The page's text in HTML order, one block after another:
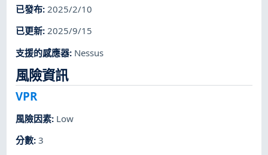
已發布:2025/2/10
已更新:2025/9/15
支援的感應器: Nessus
風險資訊
VPR
風險因素: Low
分數:3